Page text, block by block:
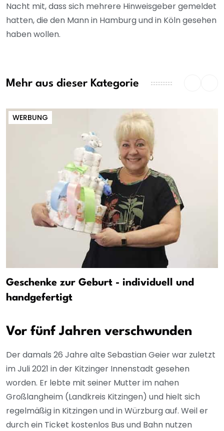
Nacht mit, dass sich mehrere Hinweisgeber gemeldet
hatten, die den Mann in Hamburg und in Köln gesehen
haben wollen.
Mehr aus dieser Kategorie
WERBUNG
Geschenke zur Geburt - individuell und
handgefertigt
Vor fünf Jahren verschwunden
Der damals 26 Jahre alte Sebastian Geier war zuletzt
im Juli 2021 in der Kitzinger Innenstadt gesehen
worden. Er lebte mit seiner Mutter im nahen
Großlangheim (Landkreis Kitzingen) und hielt sich
regelmäßig in Kitzingen und in Würzburg auf. Weil er
durch ein Ticket kostenlos Bus und Bahn nutzen